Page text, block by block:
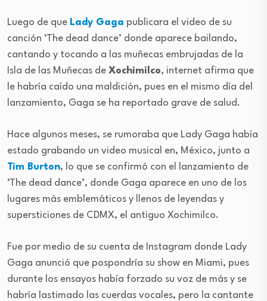
Luego de que Lady Gaga publicara el video de su
canción ‘The dead dance’ donde aparece bailando,
cantando y tocando a las muñecas embrujadas de la
Isla de las Muñecas de Xochimilco, internet afirma que
le habría caído una maldición, pues en el mismo día del
lanzamiento, Gaga se ha reportado grave de salud.
Hace algunos meses, se rumoraba que Lady Gaga había
estado grabando un video musical en, México, junto a
Tim Burton, lo que se confirmó con el lanzamiento de
‘The dead dance’, donde Gaga aparece en uno de los
lugares más emblemáticos y llenos de leyendas y
supersticiones de CDMX, el antiguo Xochimilco.
Fue por medio de su cuenta de Instagram donde Lady
Gaga anunció que pospondría su show en Miami, pues
durante los ensayos había forzado su voz de más y se
habría lastimado las cuerdas vocales, pero la cantante